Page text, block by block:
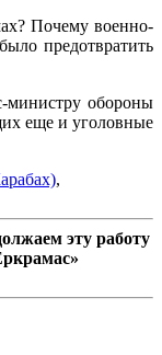
Почему военно-
предотвратить
министру обороны
еще и уголовные
,
эту работу